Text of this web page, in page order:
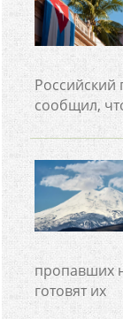
Российский
сообщил,
пропавших
готовят их